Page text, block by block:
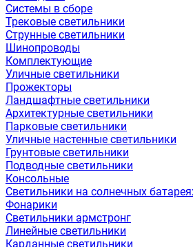
Системы в сборе
Трековые светильники
Струнные светильники
Шинопроводы
Комплектующие
Уличные светильники
Прожекторы
Ландшафтные светильники
Архитектурные светильники
Парковые светильники
Уличные настенные светильники
Грунтовые светильники
Подводные светильники
Консольные
Светильники на солнечных
Фонарики
Светильники армстронг
Линейные светильники
Карданные светильники